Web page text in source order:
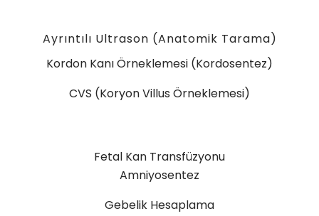
Ayrıntılı Ultrason (Anatomik Tarama)
Kordon Kanı Örneklemesi (Kordosentez)
CVS (Koryon Villus Örneklemesi)
Fetal Kan Transfüzyonu
Amniyosentez
Gebelik Hesaplama